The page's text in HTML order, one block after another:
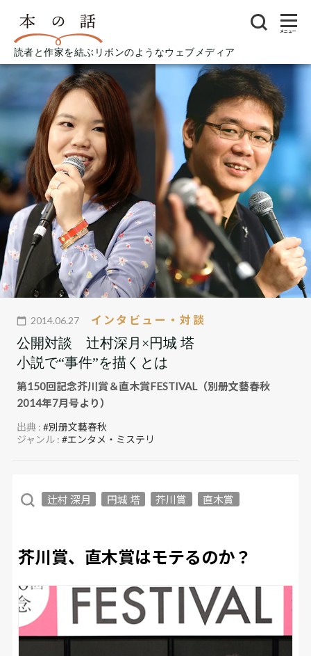
読者と作家を結ぶリボンのようなウェブメディア
メニュー
2014.06.27 インタビュー・対談
公開対談 辻村深月×円城 塔
小説で“事件”を描くとは
第150回記念芥川賞＆直木賞FESTIVAL（別册文藝春秋
2014年7月号より）
出典 :#別册文藝春秋
ジャンル :#エンタメ・ミステリ
辻村 深月 円城 塔 芥川賞 直木賞
芥川賞、直木賞はモテるのか？